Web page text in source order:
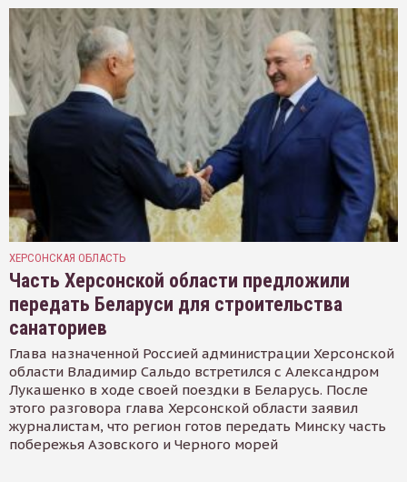
ХЕРСОНСКАЯ ОБЛАСТЬ
Часть Херсонской области предложили
передать Беларуси для строительства
санаториев
Глава назначенной Россией администрации Херсонской
области Владимир Сальдо встретился с Александром
Лукашенко в ходе своей поездки в Беларусь. После
этого разговора глава Херсонской области заявил
журналистам, что регион готов передать Минску часть
побережья Азовского и Черного морей